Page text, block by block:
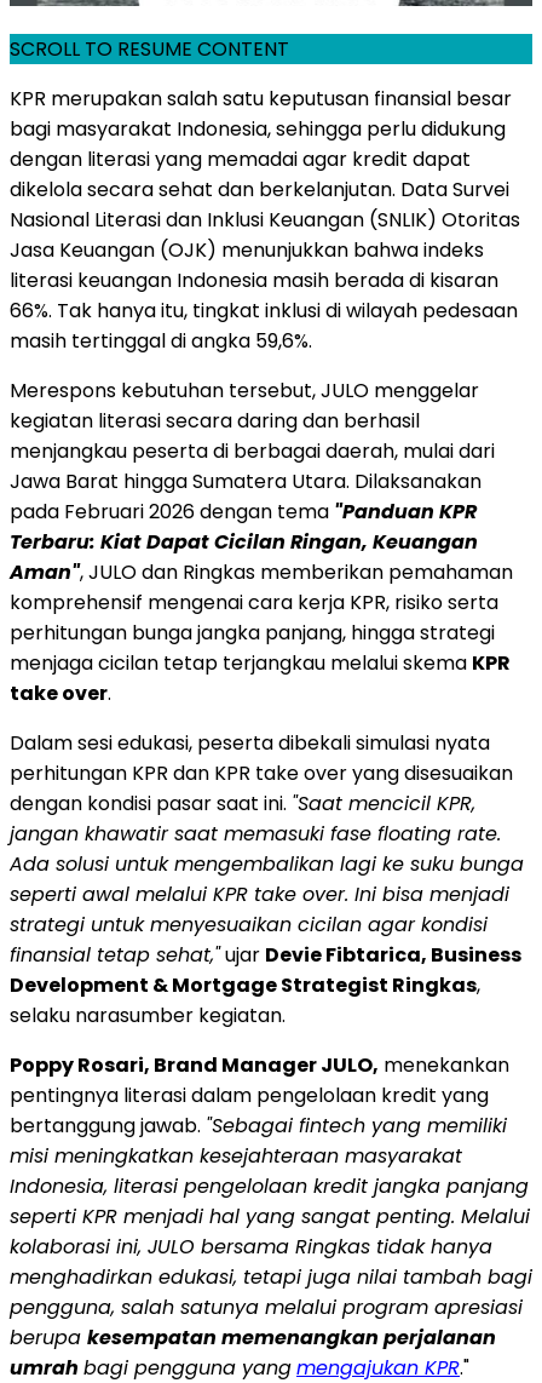
SCROLL TO RESUME CONTENT
KPR merupakan salah satu keputusan finansial besar
bagi masyarakat Indonesia, sehingga perlu didukung
dengan literasi yang memadai agar kredit dapat
dikelola secara sehat dan berkelanjutan. Data Survei
Nasional Literasi dan Inklusi Keuangan (SNLIK) Otoritas
Jasa Keuangan (OJK) menunjukkan bahwa indeks
literasi keuangan Indonesia masih berada di kisaran
66%. Tak hanya itu, tingkat inklusi di wilayah pedesaan
masih tertinggal di angka 59,6%.
Merespons kebutuhan tersebut, JULO menggelar
kegiatan literasi secara daring dan berhasil
menjangkau peserta di berbagai daerah, mulai dari
Jawa Barat hingga Sumatera Utara. Dilaksanakan
pada Februari 2026 dengan tema "Panduan KPR
Terbaru: Kiat Dapat Cicilan Ringan, Keuangan
Aman", JULO dan Ringkas memberikan pemahaman
komprehensif mengenai cara kerja KPR, risiko serta
perhitungan bunga jangka panjang, hingga strategi
menjaga cicilan tetap terjangkau melalui skema KPR
take over.
Dalam sesi edukasi, peserta dibekali simulasi nyata
perhitungan KPR dan KPR take over yang disesuaikan
dengan kondisi pasar saat ini. "Saat mencicil KPR,
jangan khawatir saat memasuki fase floating rate.
Ada solusi untuk mengembalikan lagi ke suku bunga
seperti awal melalui KPR take over. Ini bisa menjadi
strategi untuk menyesuaikan cicilan agar kondisi
finansial tetap sehat,"ujar Devie Fibtarica, Business
Development & Mortgage Strategist Ringkas,
selaku narasumber kegiatan.
Poppy Rosari, Brand Manager JULO, menekankan
pentingnya literasi dalam pengelolaan kredit yang
bertanggung jawab. "Sebagai fintech yang memiliki
misi meningkatkan kesejahteraan masyarakat
Indonesia, literasi pengelolaan kredit jangka panjang
seperti KPR menjadi hal yang sangat penting. Melalui
kolaborasi ini, JULO bersama Ringkas tidak hanya
menghadirkan edukasi, tetapi juga nilai tambah bagi
pengguna, salah satunya melalui program apresiasi
berupa kesempatan memenangkan perjalanan
umrah bagi pengguna yangmengajukan KPR."